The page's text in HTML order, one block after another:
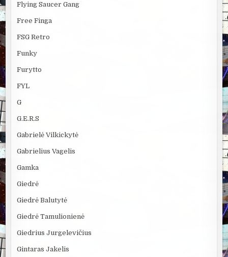
Flying Saucer Gang
Free Finga
FSG Retro
Funky
Furytto
FYL
G
G.E.R.S
Gabrielė Vilkickytė
Gabrielius Vagelis
Gamka
Giedrė
Giedrė Balutytė
Giedrė Tamulionienė
Giedrius Jurgelevičius
Gintaras Jakelis